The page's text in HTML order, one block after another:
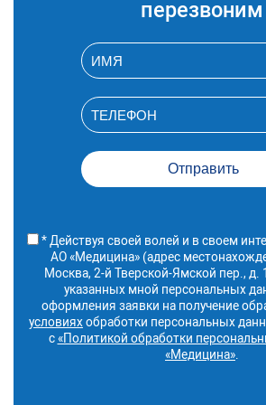
Зеленоград)
перезвоним
* Действуя своей волей и в своем
АО «Медицина» (адрес
Москва, 2-й Тверской-Ямской пер., д.
указанных мной персональных
оформления заявки на получение
условияхобработки персональных
с«Политикой обработки
«Медицина».